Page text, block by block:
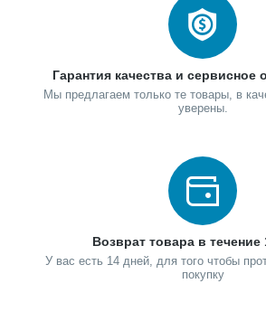
Гарантия качества и сервисное
Мы предлагаем только те товары, в
уверены.
Возврат товара в течение
У вас есть 14 дней, для того чтобы
покупку